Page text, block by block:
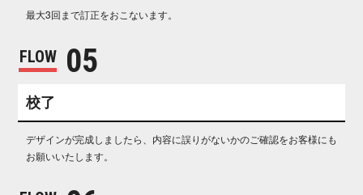
最大3回まで訂正をおこな い ま す 。
FLOW 0 5
校 了
デザインが完成しましたら、内容に誤りがないかのご確認をお客様にも
お願いいた し ま す 。